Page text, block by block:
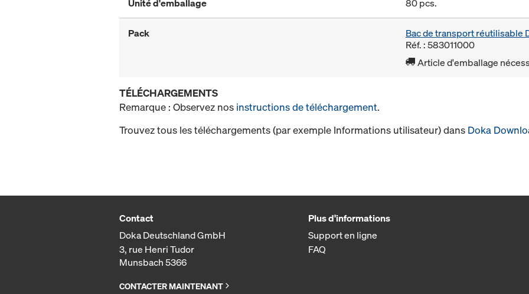
Unité d'emballage 80 pcs.
Pack
Bac de transport réutilisable
Réf. : 583011000
Article d'emballage
TÉLÉCHARGEMENTS
Remarque : Observez nos instructions de téléchargement.
Trouvez tous les téléchargements (par exemple Informations utilisateur) dans Doka
Contact
Doka Deutschland GmbH
3, rue Henri Tudor
Munsbach 5366
CONTACTER MAINTENANT
Plus d'informations
Support en ligne
FAQ